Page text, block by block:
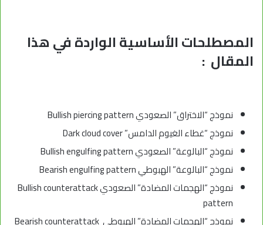
المصطلحات الأساسية الواردة في هذا
المقال :
نموذج “الاختراق” الصعودي Bullish piercing pattern
نموذج “غطاء الغيوم الدامس” Dark cloud cover
نموذج “البالوعة” الصعودي Bullish engulfing pattern
نموذج “البالوعة” الهبوطي Bearish engulfing pattern
نموذج “الهجمات المضادة” الصعودي Bullish counterattack
pattern
نموذج “الهجمات المضادة” الهبوطي Bearish counterattack